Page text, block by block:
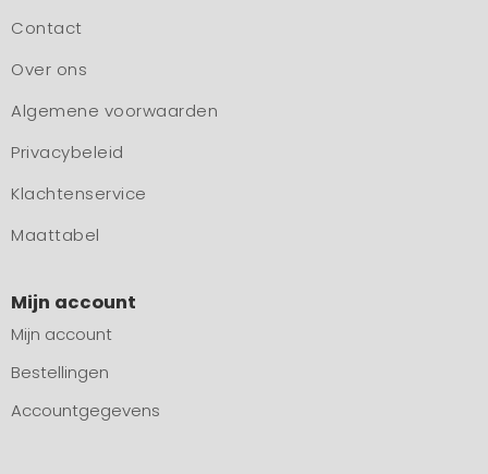
Contact
Over ons
Algemene voorwaarden
Privacybeleid
Klachtenservice
Maattabel
Mijn account
Mijn account
Bestellingen
Accountgegevens